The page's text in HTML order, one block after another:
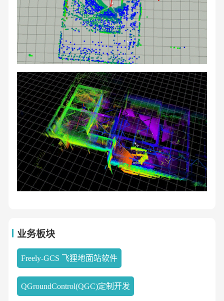
业务板块
Freely-GCS 飞狸地面站软件
QGroundControl(QGC)定制开发